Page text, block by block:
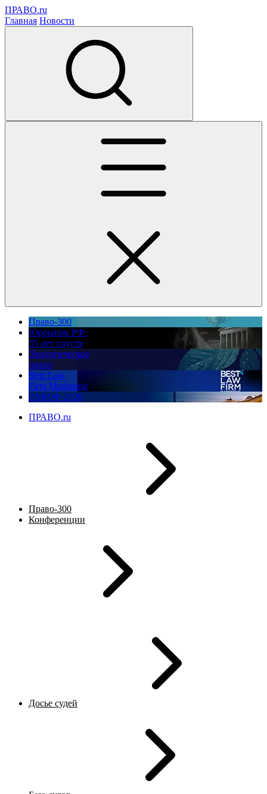
ПРАВО.ru
Главная Новости
Право-300
Юррынок РФ:
35 лет спустя
Экологическое
право
Best Law
Firm Marketing
ПМЮФ 2026
ПРАВО.ru
Право-300
Конференции
Досье судей